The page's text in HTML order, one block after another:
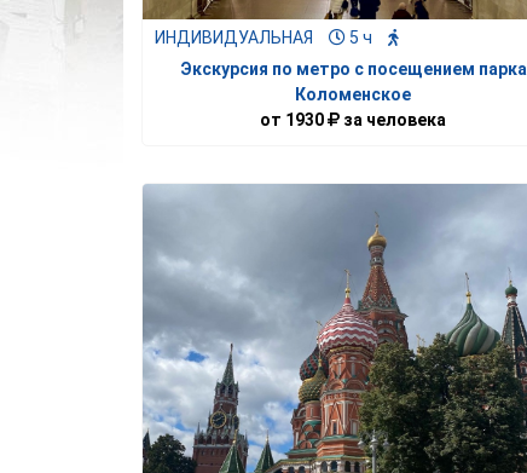
ИНДИВИДУАЛЬНАЯ
5 ч
Экскурсия по метро с посещением парка
Коломенское
от 1930 за человека